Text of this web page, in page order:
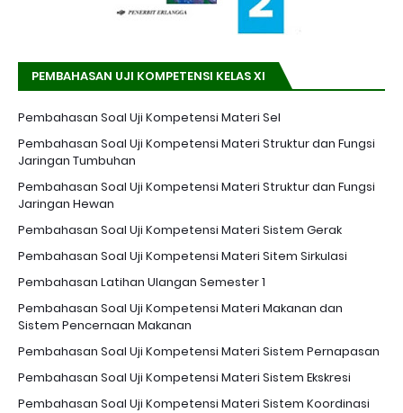
PEMBAHASAN UJI KOMPETENSI KELAS XI
Pembahasan Soal Uji Kompetensi Materi Sel
Pembahasan Soal Uji Kompetensi Materi Struktur dan Fungsi
Jaringan Tumbuhan
Pembahasan Soal Uji Kompetensi Materi Struktur dan Fungsi
Jaringan Hewan
Pembahasan Soal Uji Kompetensi Materi Sistem Gerak
Pembahasan Soal Uji Kompetensi Materi Sitem Sirkulasi
Pembahasan Latihan Ulangan Semester 1
Pembahasan Soal Uji Kompetensi Materi Makanan dan
Sistem Pencernaan Makanan
Pembahasan Soal Uji Kompetensi Materi Sistem Pernapasan
Pembahasan Soal Uji Kompetensi Materi Sistem Ekskresi
Pembahasan Soal Uji Kompetensi Materi Sistem Koordinasi